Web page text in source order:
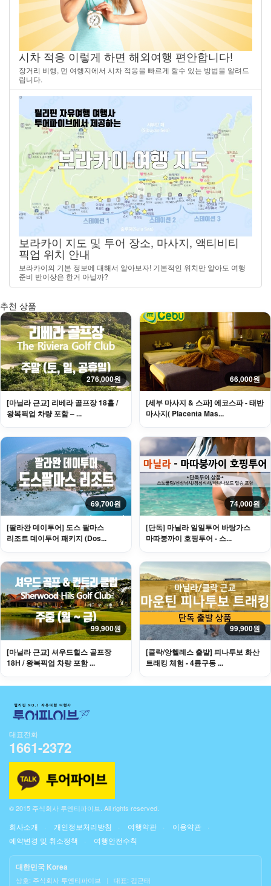
시차 적응 이렇게 하면 해외여행 편안합니다!
장거리 비행, 먼 여행지에서 시차 적응을 빠르게 할수 있는 방법을 알려드
립니다.
보라카이 지도 및 투어 장소, 마사지, 액티비티
픽업 위치 안내
보라카이의 기본 정보에 대해서 알아보자! 기본적인 위치만 알아도 여행
준비 반이상은 한거 아닐까?
추천 상품
276,000원
[마닐라 근교] 리베라 골프장 18홀 /
왕복픽업 차량 포함 – ...
66,000원
[세부 마사지 & 스파] 에코스파 - 태반
마사지( Placenta Mas...
69,700원
[팔라완 데이투어] 도스 팔마스
리조트 데이투어 패키지 (Dos...
74,000원
[단독] 마닐라 일일투어 바탕가스
마따붕까이 호핑투어 - 스...
99,900원
[마닐라 근교] 셔우드힐스 골프장
18H / 왕복픽업 차량 포함 ...
99,900원
[클락/앙헬레스 출발] 피나투보 화산
트래킹 체험 - 4륜구동 ...
대표전화
1661-2372
© 2015 주식회사 투엔티파이브. All rights reserved.
회사소개 개인정보처리방침 여행약관
이용약관
예약변경 및 취소정책
여행안전수칙
대한민국 Korea
상호: 주식회사 투엔티파이브 |
대표: 김근태